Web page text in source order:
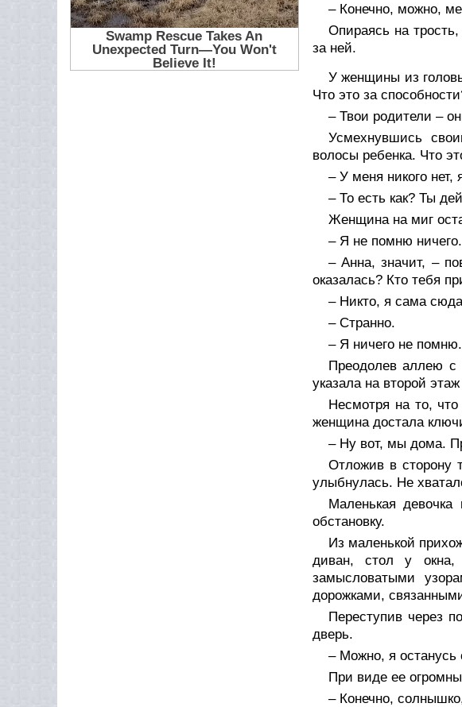
– Конечно, можно,
Опираясь на
за ней.
У женщины из
Что это за
– Твои родители –
Усмехнувшись
волосы ребенка. Что
– У меня никого
– То есть как? Ты
Женщина на миг
– Я не помню
– Анна, значит, –
оказалась? Кто тебя
– Никто, я сама
– Странно.
– Я ничего не
Преодолев аллею с
указала на второй
Несмотря на то,
женщина достала
– Ну вот, мы дома.
Отложив в сторону
улыбнулась. Не
Маленькая
обстановку.
Из маленькой
диван, стол у окна,
замысловатыми
дорожками,
Переступив через
дверь.
– Можно, я останусь
При виде ее
– Конечно,